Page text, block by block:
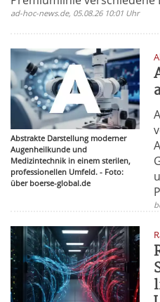
ad-hoc-news.de, 05.08.26 10:01 Uhr
Abstrakte Darstellung moderner
Augenheilkunde und
Medizintechnik in einem sterilen,
professionellen Umfeld. - Foto:
über boerse-global.de